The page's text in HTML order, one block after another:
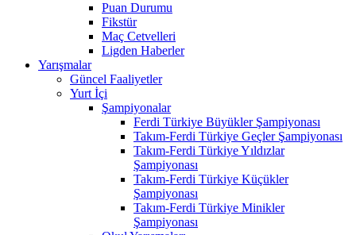
Puan Durumu
Fikstür
Maç Cetvelleri
Ligden Haberler
Yarışmalar
Güncel Faaliyetler
Yurt İçi
Şampiyonalar
Ferdi Türkiye Büyükler Şampiyonası
Takım-Ferdi Türkiye Geçler Şampiyonası
Takım-Ferdi Türkiye Yıldızlar
Şampiyonası
Takım-Ferdi Türkiye Küçükler
Şampiyonası
Takım-Ferdi Türkiye Minikler
Şampiyonası